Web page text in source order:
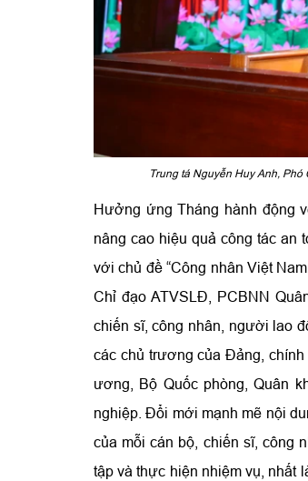
Trung tá Nguyễn Huy Anh,
Hưởng ứng Tháng hành động
nâng cao hiệu quả công tác an
với chủ đề “Công nhân Việt
Chỉ đạo ATVSLĐ, PCBNN
chiến sĩ, công nhân, người lao
các chủ trương của Đảng,
ương, Bộ Quốc phòng, Quân
nghiệp. Đổi mới mạnh mẽ nội
của mỗi cán bộ, chiến sĩ, công
tập và thực hiện nhiệm vụ, nhất